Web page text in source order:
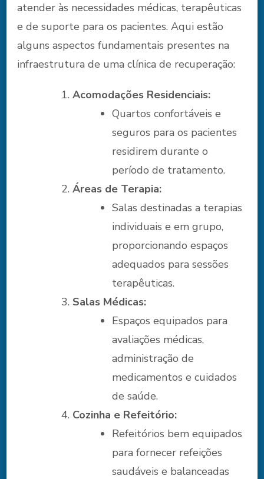
atender às necessidades médicas, terapêuticas
e de suporte para os pacientes. Aqui estão
alguns aspectos fundamentais presentes na
infraestrutura de uma clínica de recuperação:
Acomodações Residenciais:
Quartos confortáveis e
seguros para os pacientes
residirem durante o
período de tratamento.
Áreas de Terapia:
Salas destinadas a terapias
individuais e em grupo,
proporcionando espaços
adequados para sessões
terapêuticas.
Salas Médicas:
Espaços equipados para
avaliações médicas,
administração de
medicamentos e cuidados
de saúde.
Cozinha e Refeitório:
Refeitórios bem equipados
para fornecer refeições
saudáveis e balanceadas